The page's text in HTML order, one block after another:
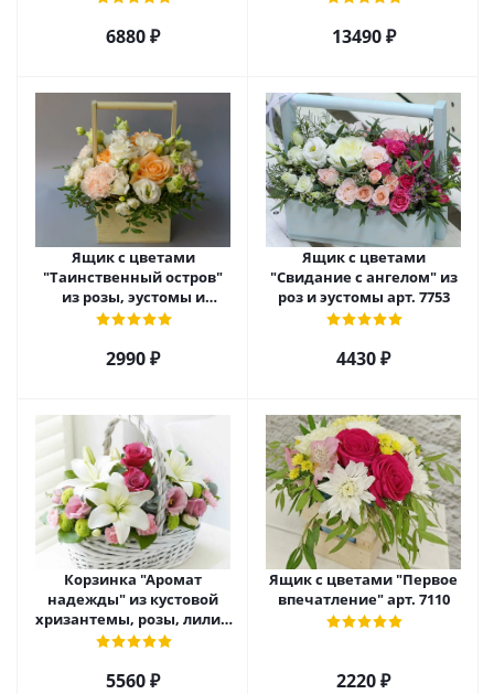
6880 ₽ 13490 ₽
Ящик с цветами
"Таинственный остров"
из розы, эустомы и
диантуса арт. 7754
2990 ₽
Ящик с цветами
"Свидание с ангелом" из
роз и эустомы арт. 7753
4430 ₽
Корзинка "Аромат
надежды" из кустовой
хризантемы, розы, лилий
и эустомы. арт. 7751
5560 ₽
Ящик с цветами "Первое
впечатление" арт. 7110
2220 ₽